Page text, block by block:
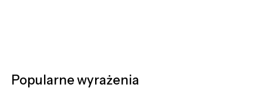
Popularne wyrażenia